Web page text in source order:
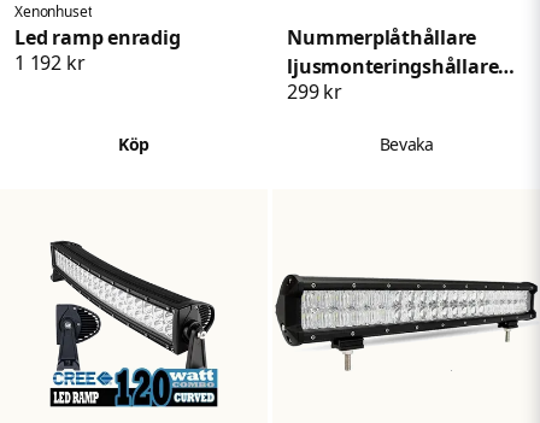
Xenonhuset
Led ramp enradig
1 192 kr
Köp
Nummerplåthållare
ljusmonteringshållare
med båge
299 kr
Bevaka